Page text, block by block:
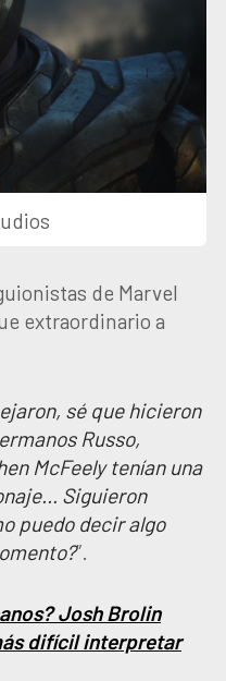
de Marvel
extraordinario a
sé que hicieron
Russo,
McFeely tenían una
Siguieron
puedo decir algo
”.
Josh Brolin
difícil interpretar